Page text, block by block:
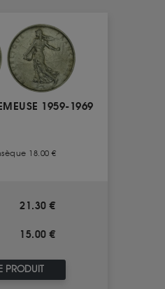
1959-1969
18.00 €
21.30 €
15.00 €
PRODUIT